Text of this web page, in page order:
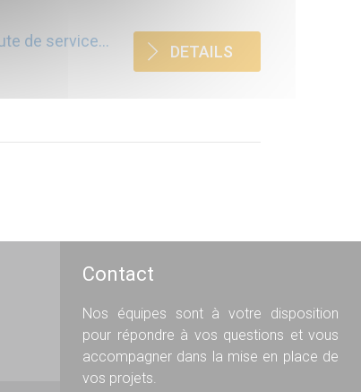
de service…
DETAILS
Contact
Nos équipes sont à votre disposition
pour répondre à vos questions et vous
accompagner dans la mise en place de
vos projets.